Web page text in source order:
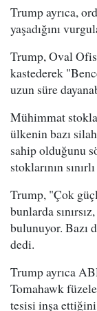
Trump ayrıca,
yaşadığını
Trump, Oval
kastederek
uzun süre
Mühimmat
ülkenin bazı
sahip olduğunu
stoklarının
Trump, "Çok
bunlarda
bulunuyor. Bazı
dedi.
Trump ayrıca
Tomahawk
tesisi inşa